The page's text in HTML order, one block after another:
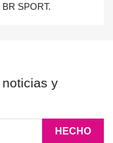
SPORT.
y